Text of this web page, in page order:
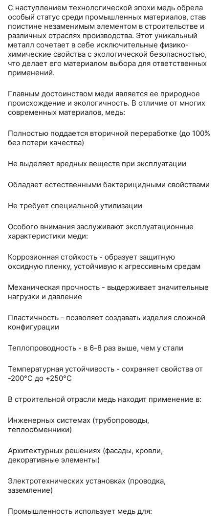
пластиковыми заглушками на концах.
Заводская маркировка для контроля качества.
Области применения:
Медная труба ICG 5/8" идеально подходит для:
Монтажа кондиционеров и холодильного
оборудования.
С наступлением технологической эпохи медь обрела
особый статус среди промышленных материалов, став
поистине незаменимым элементом в строительстве и
различных отраслях производства. Этот уникальный
металл сочетает в себе исключительные физико-
химические свойства с экологической безопасностью,
что делает его материалом выбора для ответственных
применений.
Главным достоинством меди является ее природное
происхождение и экологичность. В отличие от многих
современных материалов, медь:
Полностью поддается вторичной переработке (до 100%
без потери качества)
Не выделяет вредных веществ при эксплуатации
Обладает естественными бактерицидными свойствами
Не требует специальной утилизации
Особого внимания заслуживают эксплуатационные
характеристики меди:
Коррозионная стойкость - образует защитную
оксидную пленку, устойчивую к агрессивным средам
Механическая прочность - выдерживает значительные
нагрузки и давление
Пластичность - позволяет создавать изделия сложной
конфигурации
Теплопроводность - в 6-8 раз выше, чем у стали
Температурная устойчивость - сохраняет свойства от
-200°C до +250°C
В строительной отрасли медь находит применение в:
Инженерных системах (трубопроводы,
теплообменники)
Архитектурных решениях (фасады, кровли,
декоративные элементы)
Электротехнических установках (проводка,
заземление)
Промышленность использует медь для: